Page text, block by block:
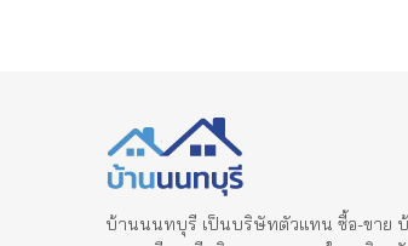
บ้านนนทบุรี เป็นบริษัทตัวแทน ซื้อ-ขาย